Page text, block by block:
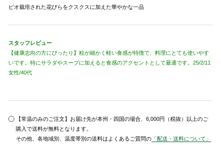
ビオ栽培された花びらをクスクスに加えた華やかな一品
スタッフレビュー
【健康志向の方にぴったり】粒が細かく軽い食感が特徴で、料理にとても使いやす
いです。特にサラダやスープに加えると食感のアクセントとして最適です。25/2/11
女性/40代
【常温のみのご注文】お届け先が本州・四国の場合、6,000円（税抜）以上のご
購入で送料が無料となります。
その他、各地域別、温度帯別の送料はよくあるご質問の 「配送・送料について」